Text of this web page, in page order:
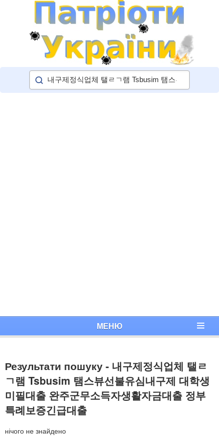
МЕНЮ
Результати пошуку - 내구제정식업체 탤ㄹ
ㄱ램 Tsbusim 탬스뷰선불유심내구제 대학생
미필대출 완주군무소득자생활자금대출 정부
특례보증긴급대출
нічого не знайдено